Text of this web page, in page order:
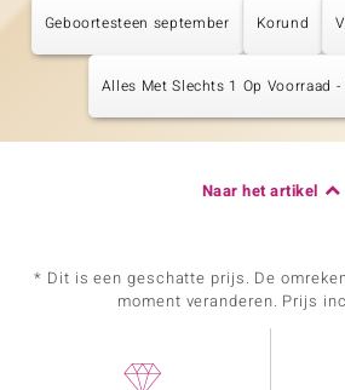
Geboortesteen september Korund
Alles Met Slechts 1 Op Voorraad -
Naar het artikel
* Dit is een geschatte prijs. De
moment veranderen. Prijs